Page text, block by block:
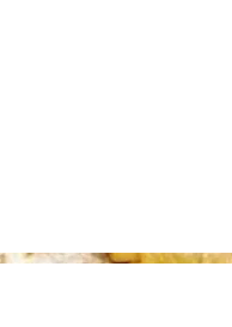
Для Вашего Сада
Десерт К Чаю